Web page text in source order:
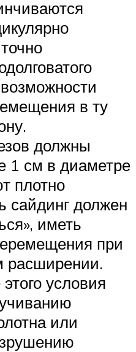
в ту
должны
1 см в диаметре
плотно
сайдинг должен
иметь
при
расширении.
условия
или